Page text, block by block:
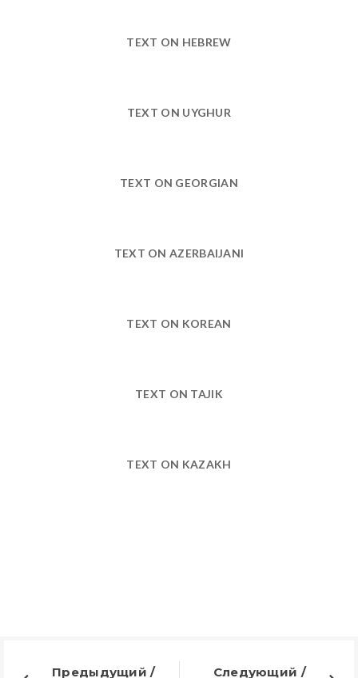
TEXT ON HEBREW
TEXT ON UYGHUR
TEXT ON GEORGIAN
TEXT ON AZERBAIJANI
TEXT ON KOREAN
TEXT ON TAJIK
TEXT ON KAZAKH
Предыдущий / Следующий /